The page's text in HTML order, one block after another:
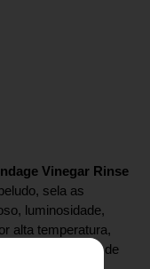
Vinegar Rinse
sela as
luminosidade,
alta temperatura,
todos os tipos de